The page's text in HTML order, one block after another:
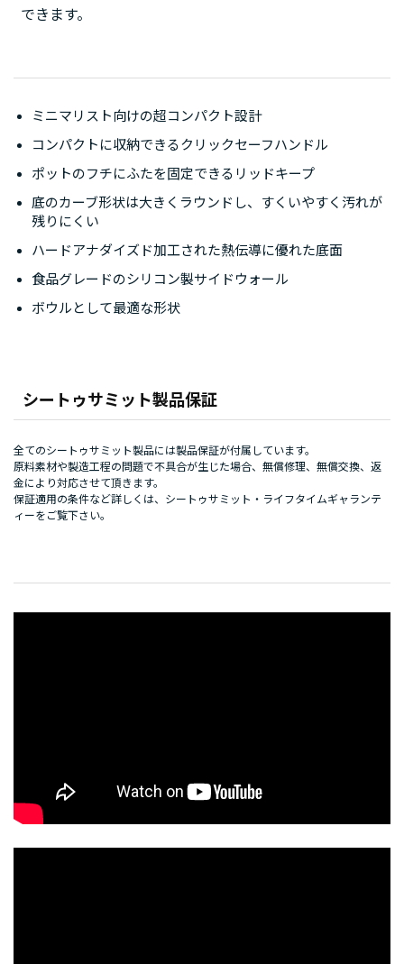
できます。
シートゥサミット製品保証
全てのシートゥサミット製品には製品保証が付属しています。
原料素材や製造工程の問題で不具合が生じた場合、無償修理、無償交換、返
金により対応させて頂きます。
保証適用の条件など詳しくは、 シートゥサミット・ライフタイムギャランテ
ィーをご覧下さい。
ミニマリスト向けの超コンパクト設計
コンパクトに収納できるクリックセーフハンドル
ポットのフチにふたを固定できるリッドキープ
底のカーブ形状は大きくラウンドし、すくいやすく汚れが
残りにくい
ハードアナダイズド加工された熱伝導に優れた底面
食品グレードのシリコン製サイドウォール
ボウルとして最適な形状